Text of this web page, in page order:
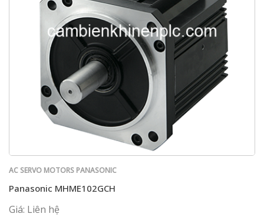
AC SERVO MOTORS PANASONIC
Panasonic MHME102GCH
Giá: Liên hệ